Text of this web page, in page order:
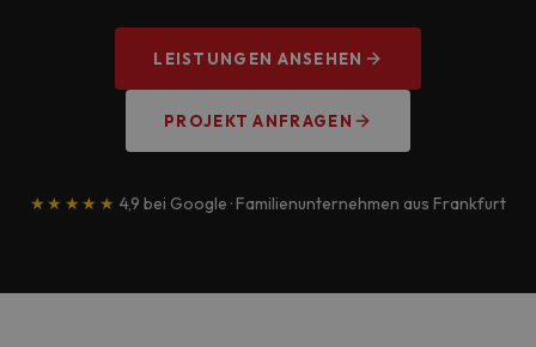
LEISTUNGEN ANSEHEN
PROJEKT ANFRAGEN
★★★★★ 4,9 bei Google · Familienunternehmen aus Frankfurt